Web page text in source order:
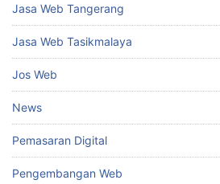
Jasa Web Tangerang
Jasa Web Tasikmalaya
Jos Web
News
Pemasaran Digital
Pengembangan Web